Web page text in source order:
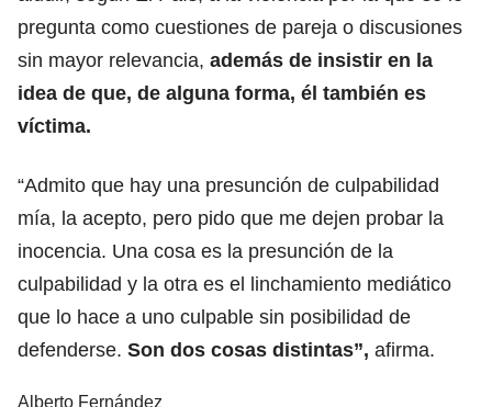
pregunta como cuestiones de pareja o discusiones
sin mayor relevancia, además de insistir en la
idea de que, de alguna forma, él también es
víctima.
“Admito que hay una presunción de culpabilidad
mía, la acepto, pero pido que me dejen probar la
inocencia. Una cosa es la presunción de la
culpabilidad y la otra es el linchamiento mediático
que lo hace a uno culpable sin posibilidad de
defenderse. Son dos cosas distintas”, afirma.
Alberto Fernández